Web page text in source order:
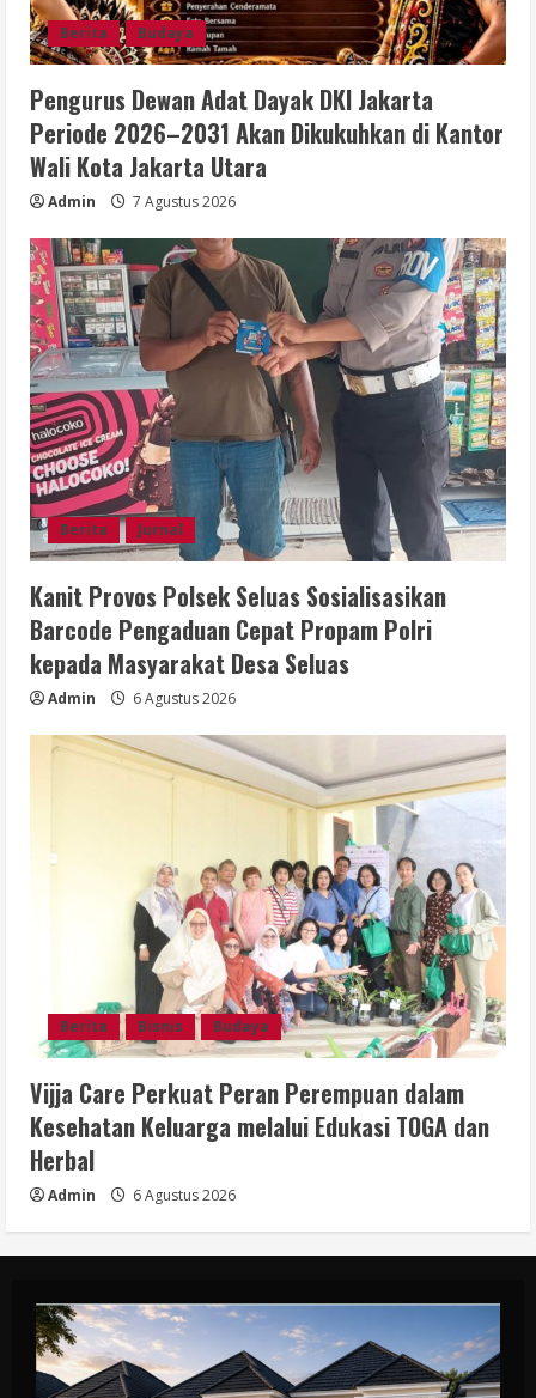
Berita Budaya
Pengurus Dewan Adat Dayak DKI Jakarta
Periode 2026–2031 Akan Dikukuhkan di Kantor
Wali Kota Jakarta Utara
Admin 7 Agustus 2026
Berita Jurnal
Kanit Provos Polsek Seluas Sosialisasikan
Barcode Pengaduan Cepat Propam Polri
kepada Masyarakat Desa Seluas
Admin 6 Agustus 2026
Berita Bisnis Budaya
Vijja Care Perkuat Peran Perempuan dalam
Kesehatan Keluarga melalui Edukasi TOGA dan
Herbal
Admin 6 Agustus 2026